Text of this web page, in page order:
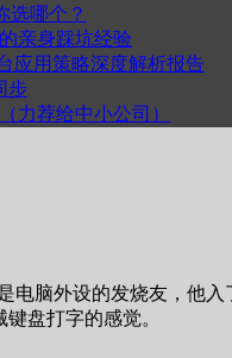
选哪个？
亲身踩坑经验
应用策略深度解析报告
步
力荐给中小公司）
脑外设的发烧友，他入
盘打字的感觉。